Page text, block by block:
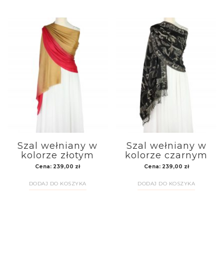
Szal wełniany w
kolorze złotym
Cena: 239,00 zł
DODAJ DO KOSZYKA
Szal wełniany w
kolorze czarnym
Cena: 239,00 zł
DODAJ DO KOSZYKA